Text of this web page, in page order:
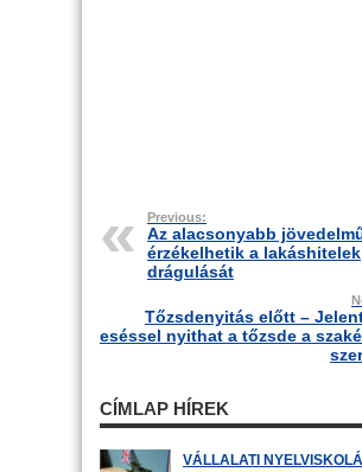
Previous:
Az alacsonyabb
érzékelhetik a lakáshitelek
drágulását
Tőzsdenyitás előtt –
eséssel nyithat a tőzsde a
CÍMLAP HÍREK
VÁLLALATI